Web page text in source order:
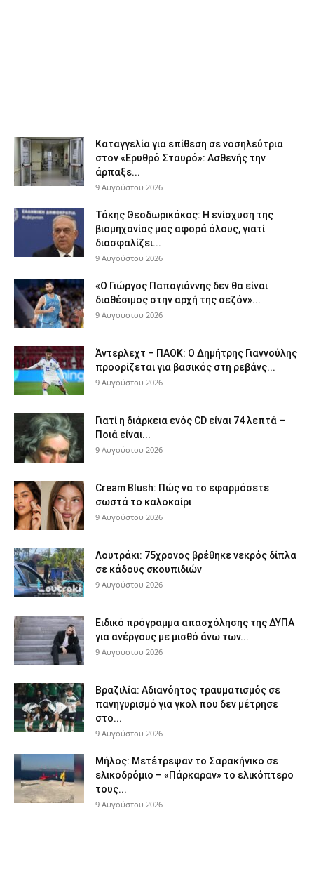
Καταγγελία για επίθεση σε νοσηλεύτρια
στον «Ερυθρό Σταυρό»: Ασθενής την
άρπαξε...
9 Αυγούστου 2026
Τάκης Θεοδωρικάκος: Η ενίσχυση της
βιομηχανίας μας αφορά όλους, γιατί
διασφαλίζει...
9 Αυγούστου 2026
«Ο Γιώργος Παπαγιάννης δεν θα είναι
διαθέσιμος στην αρχή της σεζόν»...
9 Αυγούστου 2026
Άντερλεχτ – ΠΑΟΚ: Ο Δημήτρης Γιαννούλης
προορίζεται για βασικός στη ρεβάνς...
9 Αυγούστου 2026
Γιατί η διάρκεια ενός CD είναι 74 λεπτά –
Ποιά είναι...
9 Αυγούστου 2026
Cream Blush: Πώς να το εφαρμόσετε
σωστά το καλοκαίρι
9 Αυγούστου 2026
Λουτράκι: 75χρονος βρέθηκε νεκρός δίπλα
σε κάδους σκουπιδιών
9 Αυγούστου 2026
Ειδικό πρόγραμμα απασχόλησης της ΔΥΠΑ
για ανέργους με μισθό άνω των...
9 Αυγούστου 2026
Βραζιλία: Αδιανόητος τραυματισμός σε
πανηγυρισμό για γκολ που δεν μέτρησε
στο...
9 Αυγούστου 2026
Μήλος: Μετέτρεψαν το Σαρακήνικο σε
ελικοδρόμιο – «Πάρκαραν» το ελικόπτερο
τους...
9 Αυγούστου 2026